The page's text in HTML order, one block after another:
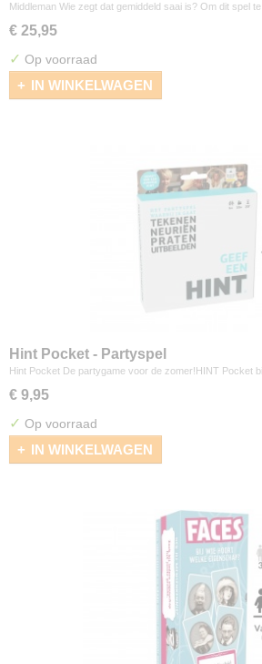
Middleman Wie zegt dat gemiddeld saai is? Om dit spel
€ 25,95
✓ Op voorraad
IN WINKELWAGEN
Hint Pocket - Partyspel
Hint Pocket De partygame voor de zomer!HINT Pocket
€ 9,95
✓ Op voorraad
IN WINKELWAGEN